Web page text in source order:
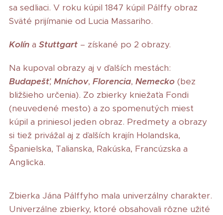
sa sedliaci. V roku kúpil 1847 kúpil Pálffy obraz
Sväté prijímanie od Lucia Massariho.
Kolín a Stuttgart – získané po 2 obrazy.
Na kupoval obrazy aj v ďalších mestách:
Budapešť, Mníchov, Florencia, Nemecko (bez
bližšieho určenia). Zo zbierky kniežaťa Fondi
(neuvedené mesto) a zo spomenutých miest
kúpil a priniesol jeden obraz. Predmety a obrazy
si tiež privážal aj z ďalších krajín Holandska,
Španielska, Talianska, Rakúska, Francúzska a
Anglicka.
Zbierka Jána Pálffyho mala univerzálny charakter.
Univerzálne zbierky, ktoré obsahovali rôzne užité